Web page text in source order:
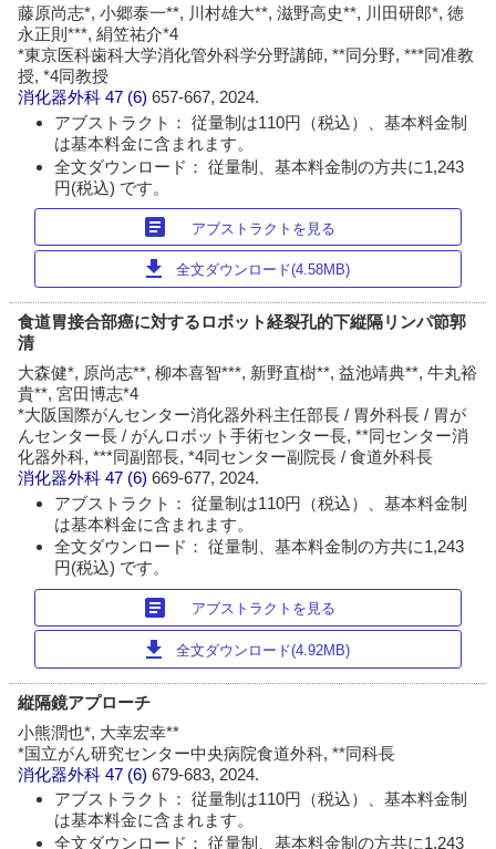
藤原尚志*, 小郷泰一**, 川村雄大**, 滋野高史**, 川田研郎*, 徳
永正則***, 絹笠祐介*4
*東京医科歯科大学消化管外科学分野講師, **同分野, ***同准教
授, *4同教授
消化器外科 47 (6)657-667, 2024.
アブストラクト： 従量制は110円（税込）、基本料金制
は基本料金に含まれます。
全文ダウンロード： 従量制、基本料金制の方共に1,243
円(税込) です。
article アブストラクトを見る
download 全文ダウンロード(4.58MB)
食道胃接合部癌に対するロボット経裂孔的下縦隔リンパ節郭
清
大森健*, 原尚志**, 柳本喜智***, 新野直樹**, 益池靖典**, 牛丸裕
貴**, 宮田博志*4
*大阪国際がんセンター消化器外科主任部長 / 胃外科長 / 胃が
んセンター長 / がんロボット手術センター長, **同センター消
化器外科, ***同副部長, *4同センター副院長 / 食道外科長
消化器外科 47 (6)669-677, 2024.
アブストラクト： 従量制は110円（税込）、基本料金制
は基本料金に含まれます。
全文ダウンロード： 従量制、基本料金制の方共に1,243
円(税込) です。
article アブストラクトを見る
download 全文ダウンロード(4.92MB)
縦隔鏡アプローチ
小熊潤也*, 大幸宏幸**
*国立がん研究センター中央病院食道外科, **同科長
消化器外科 47 (6)679-683, 2024.
アブストラクト： 従量制は110円（税込）、基本料金制
は基本料金に含まれます。
全文ダウンロード： 従量制、基本料金制の方共に1,243